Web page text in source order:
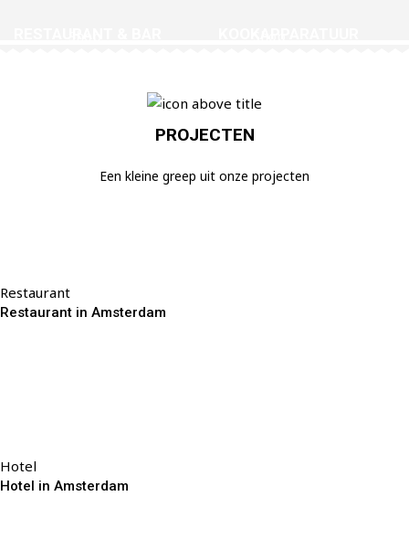
PROJECTEN
Een kleine greep uit onze projecten
Restaurant
Restaurant in Amsterdam
Hotel
Hotel in Amsterdam